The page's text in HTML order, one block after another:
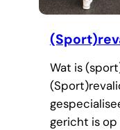
Wat is
gericht is